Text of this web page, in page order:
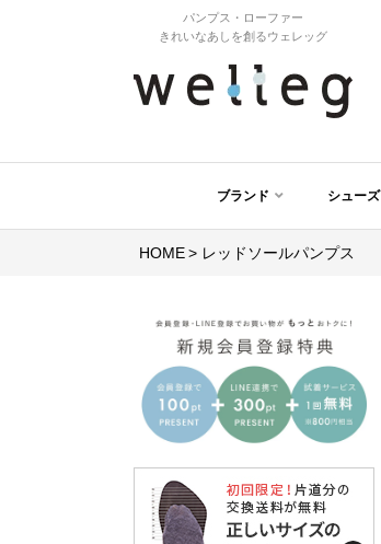
パンプス・ローファー
きれいなあしを創るウェレッグ
ブランド シューズ
HOME レッドソールパンプス